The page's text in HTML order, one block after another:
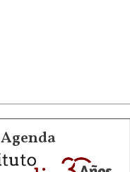
Agenda